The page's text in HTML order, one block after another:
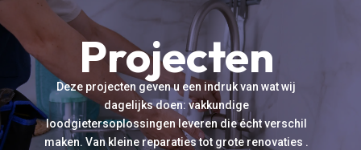
Projecten
Deze projecten geven u een indruk van wat wij
dagelijks doen: vakkundige
loodgietersoplossingen leveren die écht verschil
maken. Van kleine reparaties tot grote renovaties .